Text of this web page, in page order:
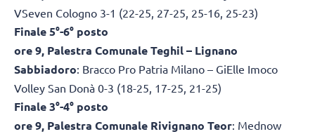
VSeven Cologno 3-1 (22-25, 27-25, 25-16, 25-23)
Finale 5°-6° posto
ore 9, Palestra Comunale Teghil – Lignano
Sabbiadoro: Bracco Pro Patria Milano – GiElle Imoco
Volley San Donà 0-3 (18-25, 17-25, 21-25)
Finale 3°-4° posto
ore 9, Palestra Comunale Rivignano Teor: Mednow